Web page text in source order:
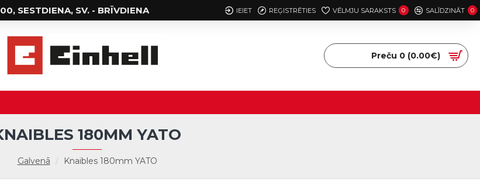
SESTDIENA, SV. - BRĪVDIENA IEIET REĢISTRĒTIES VĒLMJU SARAKSTS 0 SALĪDZINĀT 0
Preču 0 (0.00€)
Galvenā Knaibles 180mm YATO
180MM YATO